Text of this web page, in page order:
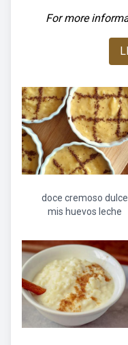
For more
doce cremoso dulce
mis huevos leche